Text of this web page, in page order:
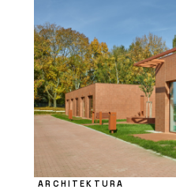
ARCHITEKTURA